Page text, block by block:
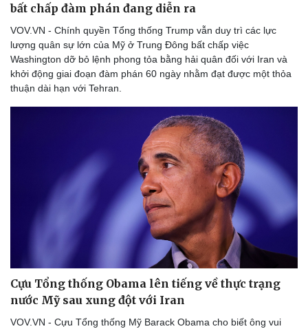
bất chấp đàm phán đang diễn ra
VOV.VN - Chính quyền Tổng thống Trump vẫn duy trì các lực
lượng quân sự lớn của Mỹ ở Trung Đông bất chấp việc
Washington dỡ bỏ lệnh phong tỏa bằng hải quân đối với Iran và
khởi động giai đoạn đàm phán 60 ngày nhằm đạt được một thỏa
thuận dài hạn với Tehran.
Cựu Tổng thống Obama lên tiếng về thực trạng
nước Mỹ sau xung đột với Iran
VOV.VN - Cựu Tổng thống Mỹ Barack Obama cho biết ông vui